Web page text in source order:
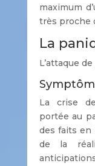
maximum
très proche
La
L’attaque
La crise
portée au
des faits en
de la